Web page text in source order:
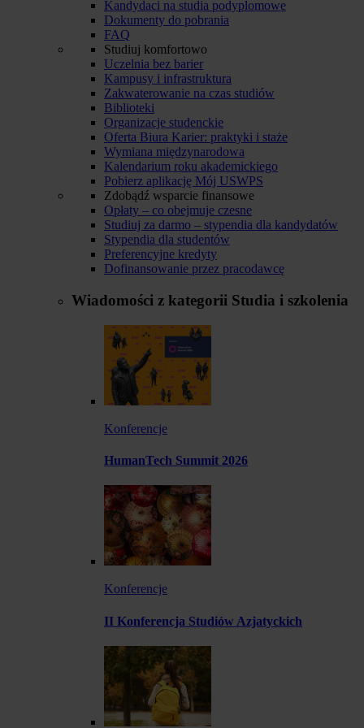
Kandydaci na studia podyplomowe
Dokumenty do pobrania
FAQ
Studiuj komfortowo
Uczelnia bez barier
Kampusy i infrastruktura
Zakwaterowanie na czas studiów
Biblioteki
Organizacje studenckie
Oferta Biura Karier: praktyki i staże
Wymiana międzynarodowa
Kalendarium roku akademickiego
Pobierz aplikację Mój USWPS
Zdobądź wsparcie finansowe
Opłaty – co obejmuje czesne
Studiuj za darmo – stypendia dla kandydatów
Stypendia dla studentów
Preferencyjne kredyty
Dofinansowanie przez pracodawcę
Wiadomości z kategorii Studia i szkolenia
Konferencje
HumanTech Summit 2026
Konferencje
II Konferencja Studiów Azjatyckich